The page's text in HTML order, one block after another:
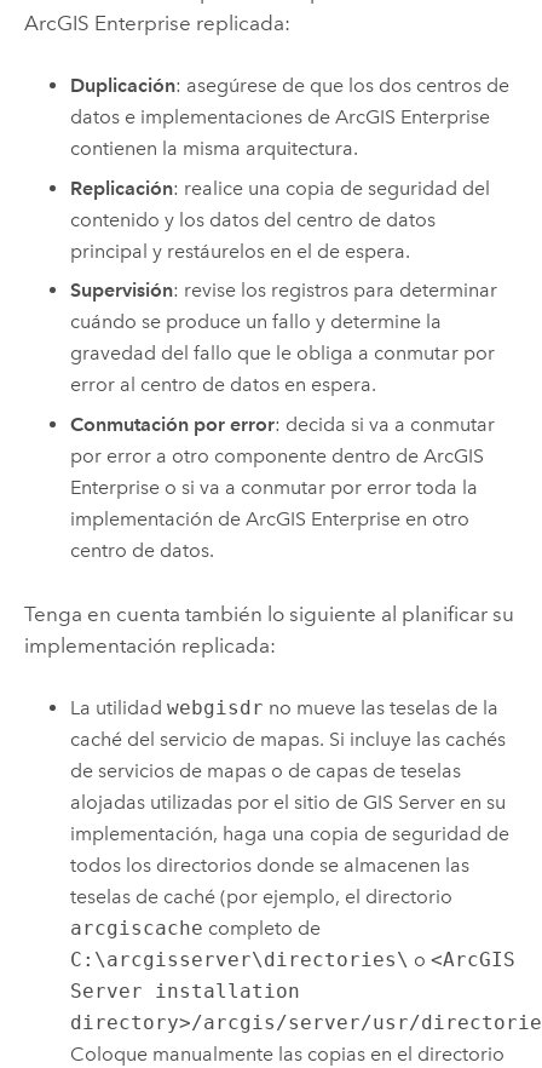
ArcGIS Enterprise replicada:
Duplicación: asegúrese de que los dos centros de
datos e implementaciones deArcGIS Enterprise
contienen la misma arquitectura.
Replicación: realice una copia de seguridad del
contenido y los datos del centro de datos
principal y restáurelos en el de espera.
Supervisión: revise los registros para determinar
cuándo se produce un fallo y determine la
gravedad del fallo que le obliga a conmutar por
error al centro de datos en espera.
Conmutación por error: decida si va a conmutar
por error a otro componente dentro deArcGIS
Enterprise o si va a conmutar por error toda la
implementación deArcGIS Enterprise en otro
centro de datos.
Tenga en cuenta también lo siguiente al planificar su
implementación replicada:
La utilidadwebgisdr no mueve las teselas de la
caché del servicio de mapas. Si incluye las cachés
de servicios de mapas o de capas de teselas
alojadas utilizadas por el sitio de GIS Server en su
implementación, haga una copia de seguridad de
todos los directorios donde se almacenen las
teselas de caché (por ejemplo, el directorio
arcgiscache completo de
C:\arcgisserver\directories\ o<ArcGIS
Server installation
directory>/arcgis/server/usr/
Coloque manualmente las copias en el directorio